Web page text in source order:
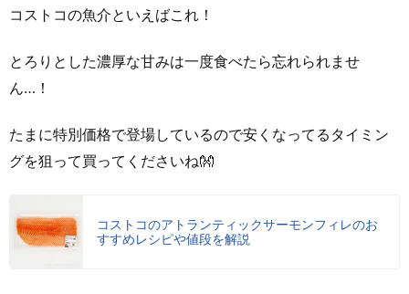
コストコの魚介といえばこれ！
とろりとした濃厚な甘みは一度食べたら忘れられませ
ん…！
たまに特別価格で登場しているので安くなってるタイミン
グを狙って買ってくださいね👐
コストコのアトランティックサーモンフィレのお
すすめレシピや値段を解説